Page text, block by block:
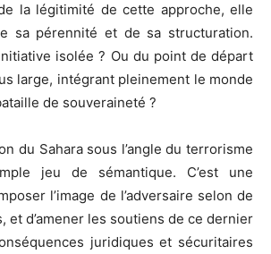
la légitimité de cette approche, elle
sa pérennité et de sa structuration.
initiative isolée ? Ou du point de départ
large, intégrant pleinement le monde
de souveraineté ?
du Sahara sous l’angle du terrorisme
jeu de sémantique. C’est une
l’image de l’adversaire selon de
et d’amener les soutiens de ce dernier
juridiques et sécuritaires